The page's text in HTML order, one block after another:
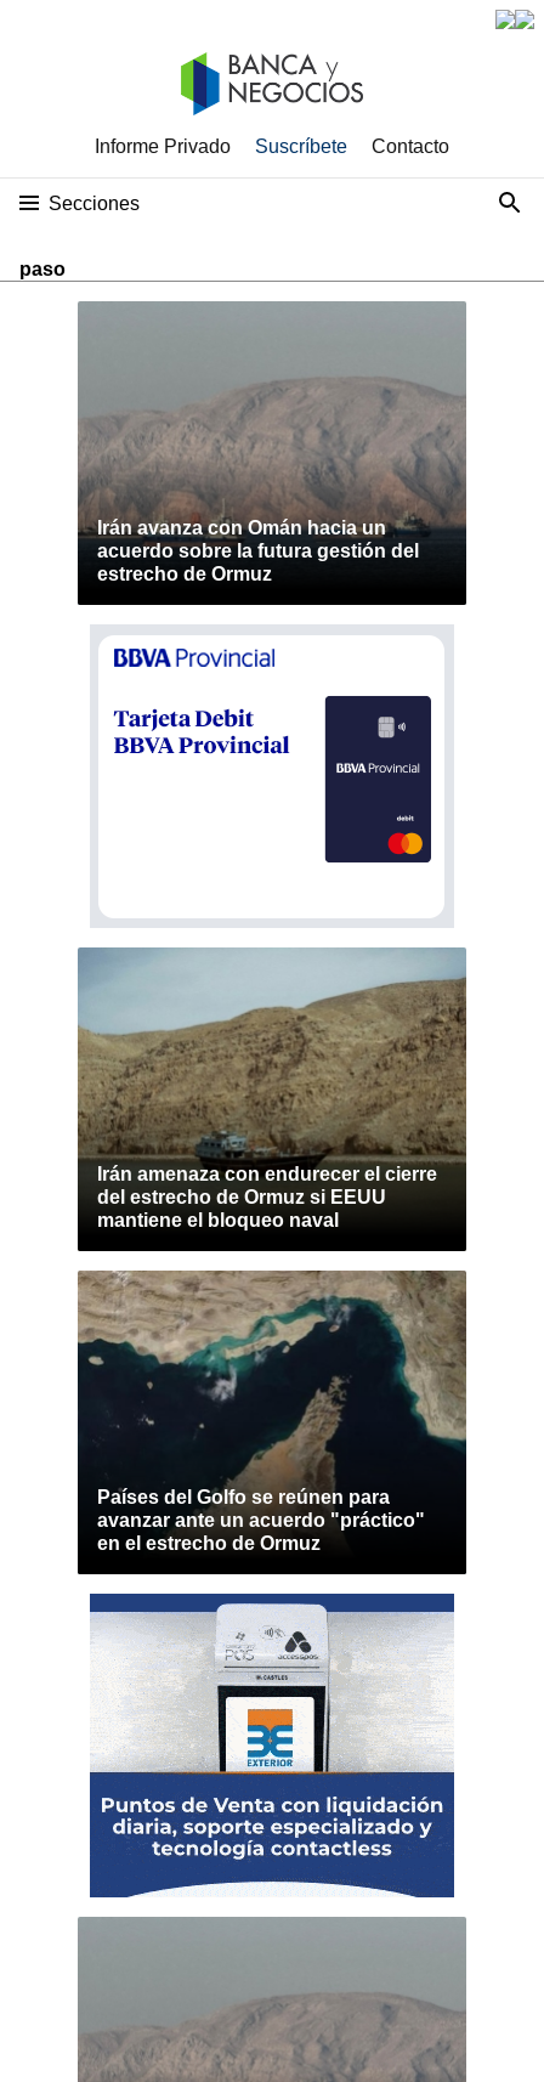
Informe Privado Suscríbete Contacto
Secciones
paso
Irán avanza con Omán hacia un
acuerdo sobre la futura gestión del
estrecho de Ormuz
Irán amenaza con endurecer el cierre
del estrecho de Ormuz si EEUU
mantiene el bloqueo naval
Países del Golfo se reúnen para
avanzar ante un acuerdo "práctico"
en el estrecho de Ormuz